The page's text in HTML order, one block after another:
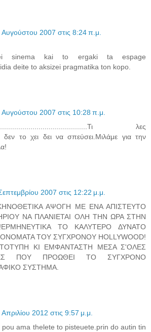
Αυγούστου 2007 στις 8:24 π.μ.
sinema kai to ergaki ta espage
deite to aksizei pragmatika ton kopo.
Αυγούστου 2007 στις 10:28 π.μ.
λες
το χει δει να σπεύσει.Μιλάμε για την
2007 στις 12:22 μ.μ.
ΑΨΟΓΗ ΜΕ ΕΝΑ ΑΠΙΣΤΕΥΤΟ
ΝΑ ΠΛΑΝΙΕΤΑΙ ΟΛΗ ΤΗΝ ΩΡΑ ΣΤΗΝ
ΤΟ ΚΑΛΥΤΕΡΟ ΔΥΝΑΤΟ
ΤΟΥ ΣΥΓΧΡΟΝΟΥ HOLLYWOOD!
ΚΙ ΕΜΦΑΝΤΑΣΤΗ ΜΕΣΑ Σ'ΟΛΕΣ
ΠΟΥ ΠΡΟΩΘΕΙ ΤΟ ΣΥΓΧΡΟΝΟ
ΣΥΣΤΗΜΑ.
Απριλίου 2012 στις 9:57 μ.μ.
ama thelete to pisteuete.prin do autin tin